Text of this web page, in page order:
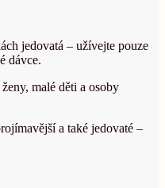
jedovatá – užívejte pouze
dávce.
malé děti a osoby
a také jedovaté –